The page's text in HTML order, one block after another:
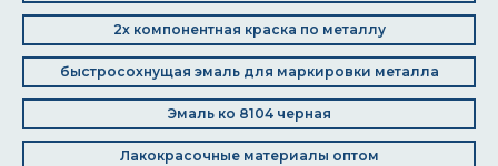
2х компонентная краска по металлу
быстросохнущая эмаль для маркировки металла
Эмаль ко 8104 черная
Лакокрасочные материалы оптом